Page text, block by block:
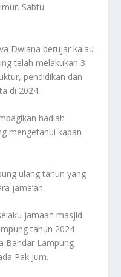
Sabtu
Dwiana berujar kalau
telah melakukan 3
pendidikan dan
di 2024.
hadiah
mengetahui kapan
ulang tahun yang
jama’ah.
jamaah masjid
tahun 2024
Bandar Lampung
Pak Jum.